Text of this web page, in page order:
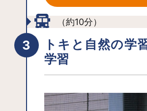
（約10分）
トキと自然の
学習